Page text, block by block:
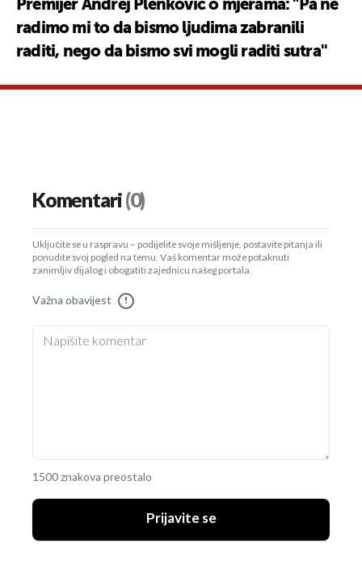
Premijer Andrej Plenković o mjerama: "Pa ne
radimo mi to da bismo ljudima zabranili
raditi, nego da bismo svi mogli raditi sutra''
Komentari(0)
Uključite se u raspravu – podijelite svoje mišljenje, postavite pitanja ili
ponudite svoj pogled na temu. Vaš komentar može potaknuti
zanimljiv dijalog i obogatiti zajednicu našeg portala.
Važna obavijest !
1500 znakova preostalo
Prijavite se